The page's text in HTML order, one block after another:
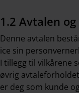
1.2 Avtalen
Denne avtalen
ice sin
I tillegg til vilkårene
øvrig
er deg som kunde